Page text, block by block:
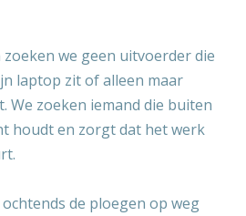
we geen uitvoerder die
laptop zit of alleen maar
We zoeken iemand die buiten
houdt en zorgt dat het werk
ochtends de ploegen op weg